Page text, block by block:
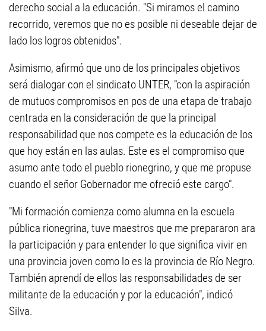
derecho social a la educación. "Si miramos el camino
recorrido, veremos que no es posible ni deseable dejar de
lado los logros obtenidos".
Asimismo, afirmó que uno de los principales objetivos
será dialogar con el sindicato UNTER, "con la aspiración
de mutuos compromisos en pos de una etapa de trabajo
centrada en la consideración de que la principal
responsabilidad que nos compete es la educación de los
que hoy están en las aulas. Este es el compromiso que
asumo ante todo el pueblo rionegrino, y que me propuse
cuando el señor Gobernador me ofreció este cargo".
"Mi formación comienza como alumna en la escuela
pública rionegrina, tuve maestros que me prepararon ara
la participación y para entender lo que significa vivir en
una provincia joven como lo es la provincia de Río Negro.
También aprendí de ellos las responsabilidades de ser
militante de la educación y por la educación", indicó
Silva.